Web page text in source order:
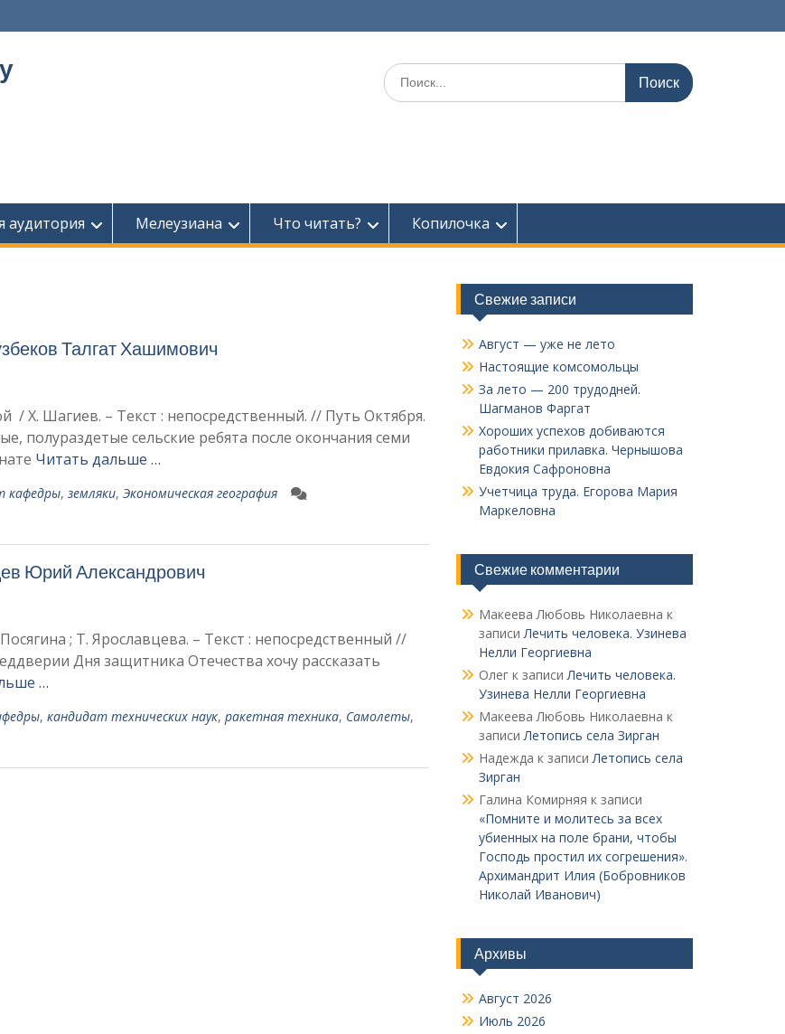
Поиск
по:
аудитория Мелеузиана Что читать? Копилочка
Талгат Хашимович
/ Х. Шагиев. – Текст : непосредственный. // Путь Октября.
полураздетые сельские ребята после окончания семи
Читать дальше …
кафедры, земляки, Экономическая география
Юрий Александрович
; Т. Ярославцева. – Текст : непосредственный //
Дня защитника Отечества хо­чу рассказать
…
, кандидат технических наук, ракетная техника, Самолеты,
Свежие записи
Август — уже не лето
Настоящие комсомольцы
За лето — 200 трудодней.
Шагманов Фаргат
Хороших успехов добиваются
работники прилавка. Чер­нышова
Евдокия Сафроновна
Учетчица труда. Его­рова Мария
Маркеловна
Свежие комментарии
Макеева Любовь Николаевна к
записиЛечить человека. Узинева
Нелли Георгиевна
Олегк записиЛечить человека.
Узинева Нелли Георгиевна
Макеева Любовь Николаевна к
записиЛетопись села Зирган
Надежда к записиЛетопись села
Зирган
Галина Комирняя к записи
«Помните и молитесь за всех
убиенных на поле брани, чтобы
Господь простил их согрешения».
Архимандрит Илия (Бобровников
Николай Иванович)
Архивы
Август 2026
Июль 2026